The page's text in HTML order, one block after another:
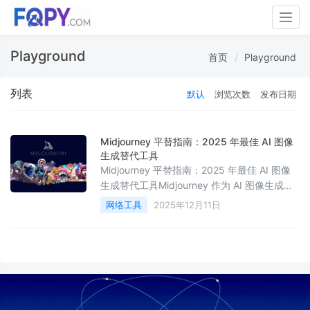
Playground 首页 Playground
列表 默认 浏览次数 发布日期
Midjourney 平替指南：2025 年最佳 AI 图像
生成替代工具
Midjourney 平替指南：2025 年最佳 AI 图像
生成替代工具Midjourney 作为 AI 图像生成的
标杆工具，以其出色的艺术性和细节表现力深
受创作者喜爱。然而，由于其付费订阅模式、
年，AI 图像生成领域竞争激烈，涌现出众多优
秀工具，包括免费开源模型、
网络工具 2025年12月11日